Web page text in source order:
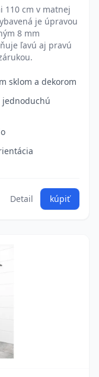
110 cm v matnej
je úpravou
8 mm
ľavú aj pravú
sklom a dekorom
jednoduchú
Detail kúpiť